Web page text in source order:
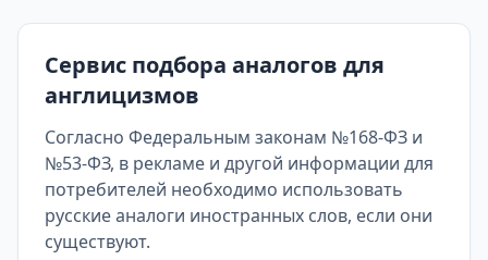
Сервис подбора аналогов для
англицизмов
Согласно Федеральным законам №168-ФЗ и
№53-ФЗ, в рекламе и другой информации для
потребителей необходимо использовать
русские аналоги иностранных слов, если они
существуют.